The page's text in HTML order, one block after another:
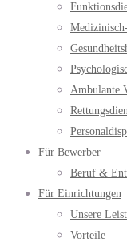
Ambulante
Für Bewerber
Beruf &
Für Einrichtungen
Unsere
Vorteile